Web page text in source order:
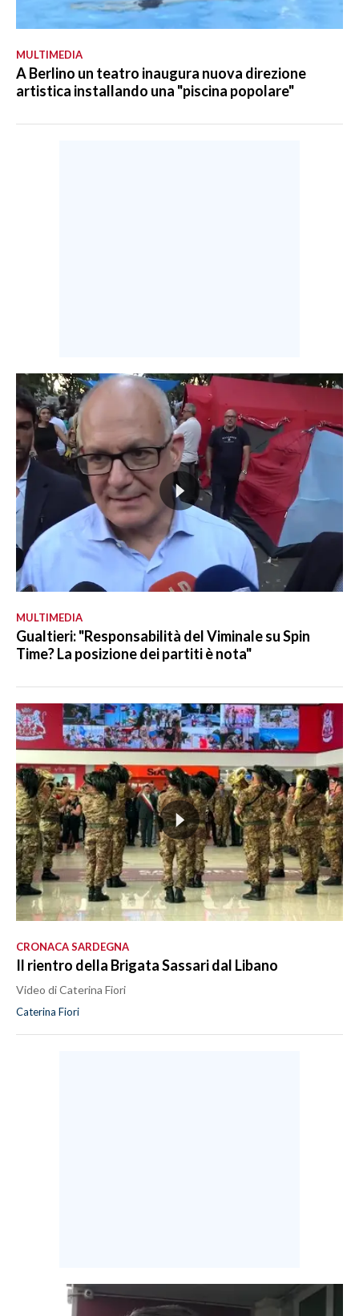
MULTIMEDIA
A Berlino un teatro inaugura nuova direzione
artistica installando una "piscina popolare"
MULTIMEDIA
Gualtieri: "Responsabilità del Viminale su Spin
Time? La posizione dei partiti è nota"
CRONACA SARDEGNA
Il rientro della Brigata Sassari dal Libano
Video di Caterina Fiori
Caterina Fiori